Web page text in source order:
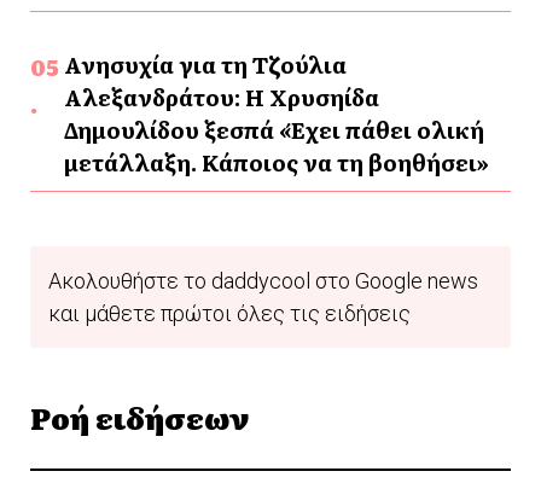
Ανησυχία για τη Τζούλια
Αλεξανδράτου: Η Χρυσηίδα
Δημουλίδου ξεσπά «Έχει πάθει ολική
μετάλλαξη. Κάποιος να τη βοηθήσει»
Ακολουθήστε το daddycool στο Google news
και μάθετε πρώτοι όλες τις ειδήσεις
Ροή ειδήσεων